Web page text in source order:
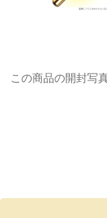
この商品の開封写